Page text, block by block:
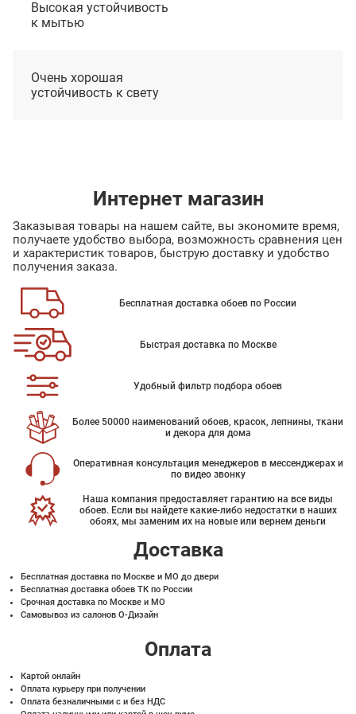
Высокая устойчивость
к мытью
Очень хорошая
устойчивость к свету
Интернет магазин
Заказывая товары на нашем сайте, вы экономите время,
получаете удобство выбора, возможность сравнения цен
и характеристик товаров, быструю доставку и удобство
получения заказа.
Бесплатная доставка обоев по России
Быстрая доставка по Москве
Удобный фильтр подбора обоев
Более 50000 наименований обоев, красок, лепнины, ткани
и декора для дома
Оперативная консультация менеджеров в мессенджерах и
по видео звонку
Наша компания предоставляет гарантию на все виды
обоев. Если вы найдете какие-либо недостатки в наших
обоях, мы заменим их на новые или вернем деньги
Доставка
Бесплатная доставка по Москве и МО до двери
Бесплатная доставка обоев ТК по России
Срочная доставка по Москве и МО
Самовывоз из салонов О-Дизайн
Оплата
Картой онлайн
Оплата курьеру при получении
Оплата безналичными с и без НДС